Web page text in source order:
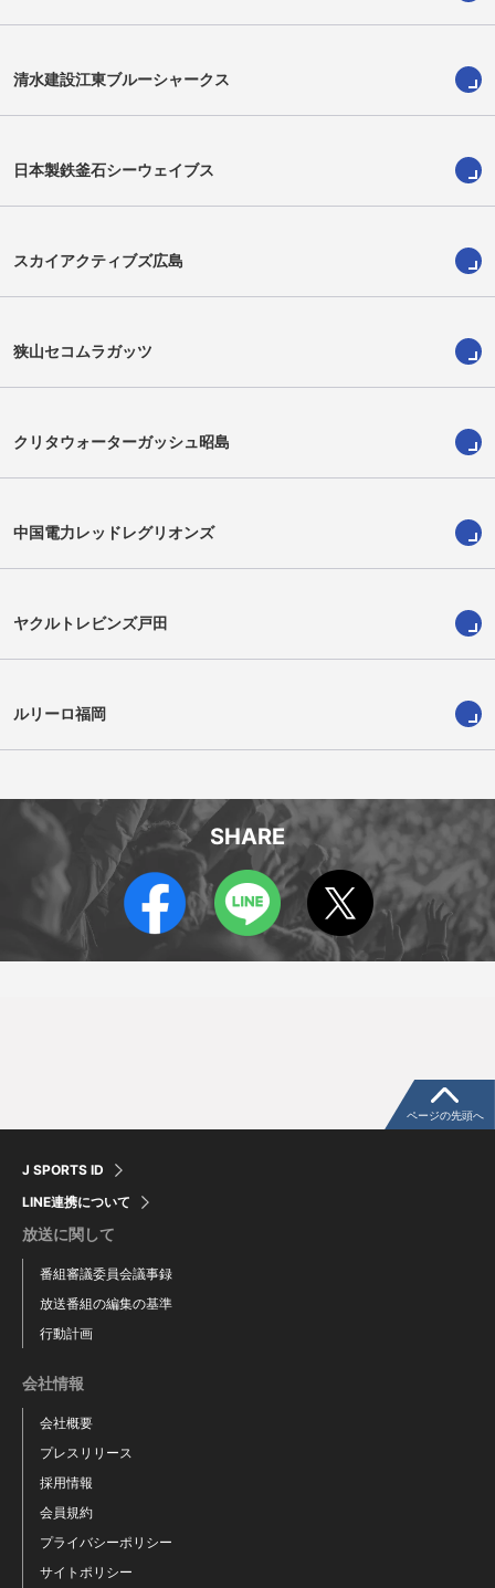
清水建設江東ブルーシャークス
日本製鉄釜石シーウェイブス
スカイアクティブズ広島
狭山セコムラガッツ
クリタウォーターガッシュ昭島
中国電力レッドレグリオンズ
ヤクルトレビンズ戸田
ルリーロ福岡
SHARE
J SPORTS ID
LINE連携について
放送に関して
番組審議委員会議事録
放送番組の編集の基準
行動計画
会社情報
会社概要
プレスリリース
採用情報
会員規約
プライバシーポリシー
サイトポリシー
ページの先頭へ